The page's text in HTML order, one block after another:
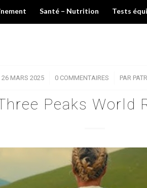
Santé – Nutrition Tests
26 MARS 2025
/ 0 COMMENTAIRES
/ PAR
Peaks World